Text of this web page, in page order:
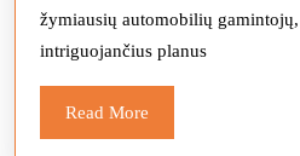
žymiausių automobilių gamintojų,
intriguojančius planus
Read More
More